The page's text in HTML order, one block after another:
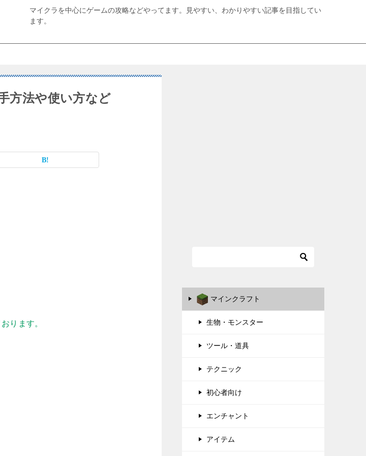
マイクラを中心にゲームの攻略などやってます。見やすい、わかりやすい記事を目指してい
ます。
方法や使い方など
ります。
マインクラフト
生物・モンスター
ツール・道具
テクニック
初心者向け
エンチャント
アイテム